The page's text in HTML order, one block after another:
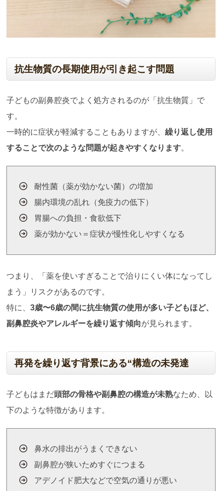
抗生物質の長期使用が引き起こす問題
子どもの副鼻腔炎でよく処方されるのが「抗生物質」で
す。
一時的に症状が軽減することもありますが、繰り返し使用
することで次のような問題が起きやすくなります。
耐性菌（薬が効かない菌）の増加
腸内環境の乱れ（免疫力の低下）
胃腸への負担・食欲低下
薬が効かない＝症状が慢性化しやすくなる
つまり、「薬を使いすぎることで治りにくい体になってし
まう」リスクがあるのです。
特に、3歳〜6歳の間に抗生物質の使用が多い子どもほど、
副鼻腔炎やアレルギーを繰り返す傾向が見られます。
再発を繰り返す背景にある“構造の未発達
子どもはまだ頭部の骨格や副鼻腔の構造が未熟なため、以
下のような特徴があります。
鼻水の排出がうまくできない
副鼻腔が狭いためすぐにつまる
アデノイド肥大などで空気の通りが悪い